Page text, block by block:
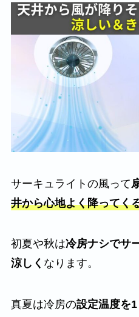
サーキュライトの風って
井から心地よく降ってく
初夏や秋は冷房ナシでサ
涼しく なります。
真夏は冷房の設定温度を